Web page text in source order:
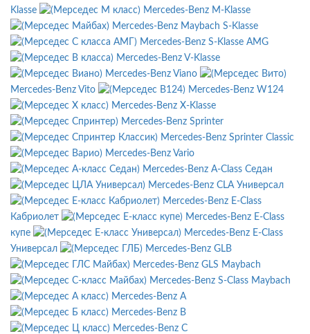
Klasse
Mercedes-Benz M-Klasse
Mercedes-Benz Maybach S-Klasse
Mercedes-Benz S-Klasse AMG
Mercedes-Benz V-Klasse
Mercedes-Benz Viano
Mercedes-Benz Vito
Mercedes-Benz W124
Mercedes-Benz X-Klasse
Mercedes-Benz Sprinter
Mercedes-Benz Sprinter Classic
Mercedes-Benz Vario
Mercedes-Benz A-Class Седан
Mercedes-Benz CLA Универсал
Mercedes-Benz E-Class
Кабриолет
Mercedes-Benz E-Class
купе
Mercedes-Benz E-Class
Универсал
Mercedes-Benz GLB
Mercedes-Benz GLS Maybach
Mercedes-Benz S-Class Maybach
Mercedes-Benz A
Mercedes-Benz B
Mercedes-Benz C